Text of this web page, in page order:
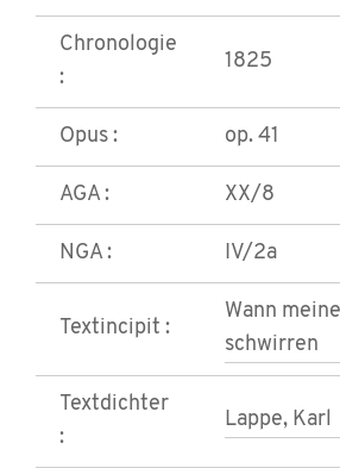
Chronologie
:
1825
Opus : op. 41
AGA : XX/8
NGA : IV/2a
Textincipit :
Wann
schwirren
Textdichter
:
Lappe, Karl